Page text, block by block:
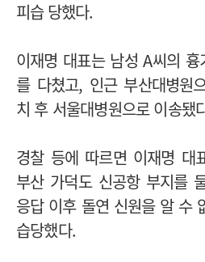
피습 당했다.
이재명 대표는 남성 A씨의
를 다쳤고, 인근 부산대병원
치 후 서울대병원으로 이송됐
경찰 등에 따르면 이재명 대
부산 가덕도 신공항 부지를
응답 이후 돌연 신원을 알 수
습당했다.